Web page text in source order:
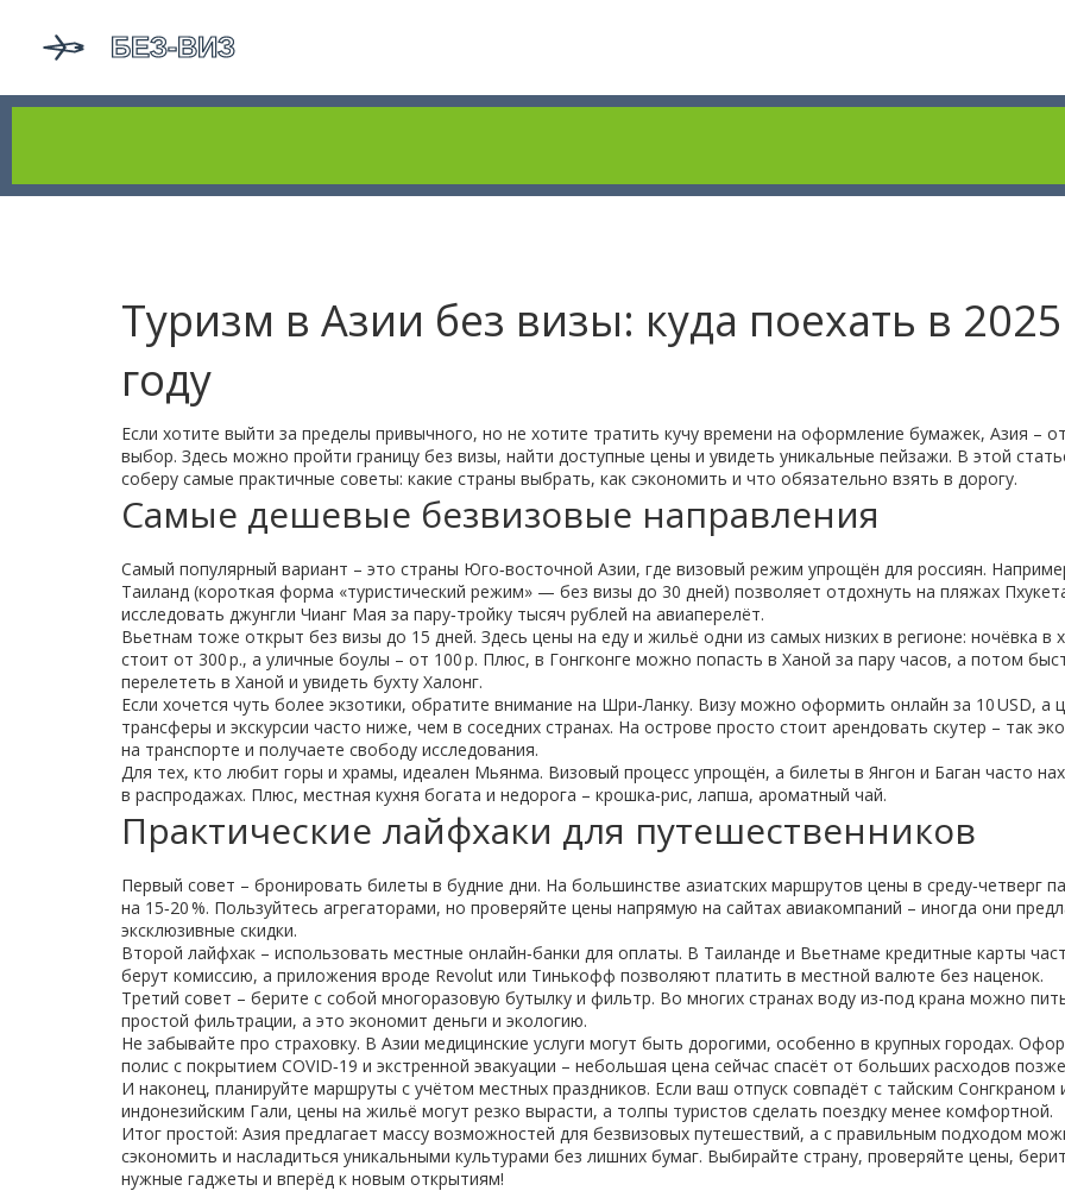
Туризм в Азии без визы: куда поехать в 2025
году
Если хотите выйти за пределы привычного, но не хотите тратить кучу времени на оформление бумажек, Азия –
выбор. Здесь можно пройти границу без визы, найти доступные цены и увидеть уникальные пейзажи. В этой
соберу самые практичные советы: какие страны выбрать, как сэкономить и что обязательно взять в дорогу.
Самые дешевые безвизовые направления
Самый популярный вариант – это страны Юго‑восточной Азии, где визовый режим упрощён для россиян.
Таиланд (короткая форма «туристический режим» — без визы до 30 дней) позволяет отдохнуть на пляжах
исследовать джунгли Чианг Мая за пару‑тройку тысяч рублей на авиаперелёт.
Вьетнам тоже открыт без визы до 15 дней. Здесь цены на еду и жильё одни из самых низких в регионе: ночёвка в
стоит от 300 р., а уличные боулы – от 100 р. Плюс, в Гонгконге можно попасть в Ханой за пару часов, а потом
перелететь в Ханой и увидеть бухту Халонг.
Если хочется чуть более экзотики, обратите внимание на Шри‑Ланку. Визу можно оформить онлайн за 10 USD, а
трансферы и экскурсии часто ниже, чем в соседних странах. На острове просто стоит арендовать скутер – так
на транспорте и получаете свободу исследования.
Для тех, кто любит горы и храмы, идеален Мьянма. Визовый процесс упрощён, а билеты в Янгон и Баган часто
в распродажах. Плюс, местная кухня богата и недорога – крошка‑рис, лапша, ароматный чай.
Практические лайфхаки для путешественников
Первый совет – бронировать билеты в будние дни. На большинстве азиатских маршрутов цены в среду‑четверг
на 15‑20 %. Пользуйтесь агрегаторами, но проверяйте цены напрямую на сайтах авиакомпаний – иногда они
эксклюзивные скидки.
Второй лайфхак – использовать местные онлайн‑банки для оплаты. В Таиланде и Вьетнаме кредитные карты
берут комиссию, а приложения вроде Revolut или Тинькофф позволяют платить в местной валюте без наценок.
Третий совет – берите с собой многоразовую бутылку и фильтр. Во многих странах воду из-под крана можно
простой фильтрации, а это экономит деньги и экологию.
Не забывайте про страховку. В Азии медицинские услуги могут быть дорогими, особенно в крупных городах.
полис с покрытием COVID‑19 и экстренной эвакуации – небольшая цена сейчас спасёт от больших расходов
И наконец, планируйте маршруты с учётом местных праздников. Если ваш отпуск совпадёт с тайским Сонгкраном
индонезийским Гали, цены на жильё могут резко вырасти, а толпы туристов сделать поездку менее комфортной.
Итог простой: Азия предлагает массу возможностей для безвизовых путешествий, а с правильным подходом
сэкономить и насладиться уникальными культурами без лишних бумаг. Выбирайте страну, проверяйте цены,
нужные гаджеты и вперёд к новым открытиям!